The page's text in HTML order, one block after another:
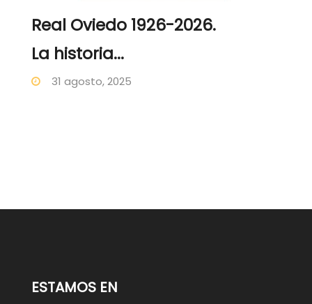
Real Oviedo 1926-2026.
La historia...
31 agosto, 2025
ESTAMOS EN